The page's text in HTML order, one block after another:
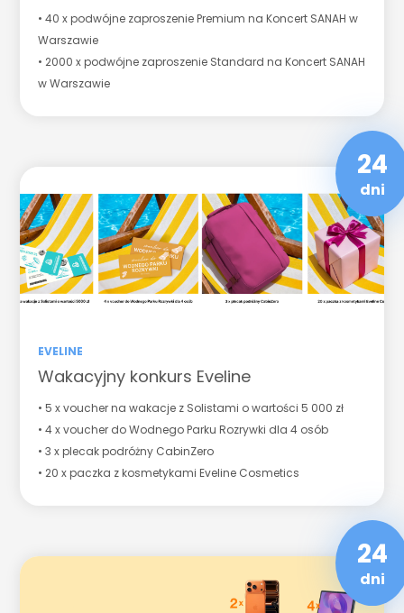
• 40 x podwójne zaproszenie Premium na Koncert SANAH w
Warszawie
• 2000 x podwójne zaproszenie Standard na Koncert SANAH
w Warszawie
EVELINE
Wakacyjny konkurs Eveline
• 5 x voucher na wakacje z Solistami o wartości 5 000 zł
• 4 x voucher do Wodnego Parku Rozrywki dla 4 osób
• 3 x plecak podróżny CabinZero
• 20 x paczka z kosmetykami Eveline Cosmetics
24
dni
24
dni